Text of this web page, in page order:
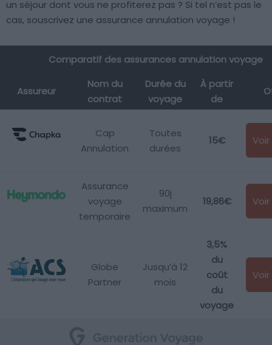
un séjour dont vous ne profiterez pas ? Si tel n’est pas le
cas, souscrivez une assurance annulation voyage !
Comparatif des assurances annulation voyage
Assureur
Nom du
contrat
Durée du
voyage
À partir
de
Cap
Annulation
Toutes
durées
15€ Voir
Assurance
voyage
temporaire
90j
maximum
19,86€ Voir
Globe
Partner
Jusqu’à 12
mois
3,5%
du
coût
du
voyage
Voir